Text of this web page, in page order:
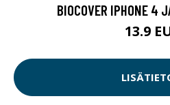
BIOCOVER IPHONE 4
13.9